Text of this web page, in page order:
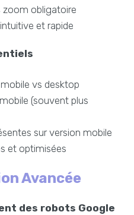
zoom obligatoire
et rapide
vs desktop
(souvent plus
sur version mobile
et optimisées
Avancée
des robots Google